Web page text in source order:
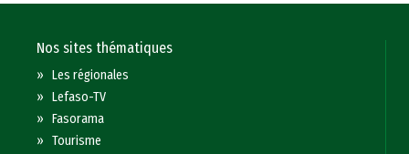
Nos sites thématiques
»Les régionales
»Lefaso-TV
»Fasorama
»Tourisme